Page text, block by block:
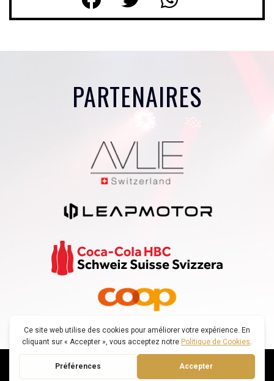
PARTENAIRES
© SWISS VOICE TOUR |POLITIQUE DE CONFIDENTIALITÉ|DECONNEXION
CRÉÉ PAR : SMARTFOX